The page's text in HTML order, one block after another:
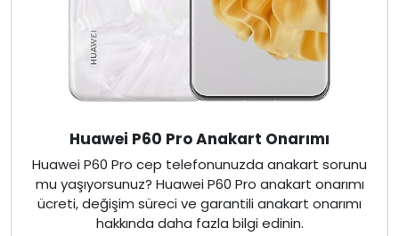
Huawei P60 Pro Anakart Onarımı
Huawei P60 Pro cep telefonunuzda anakart sorunu
mu yaşıyorsunuz? Huawei P60 Pro anakart onarımı
ücreti, değişim süreci ve garantili anakart onarımı
hakkında daha fazla bilgi edinin.